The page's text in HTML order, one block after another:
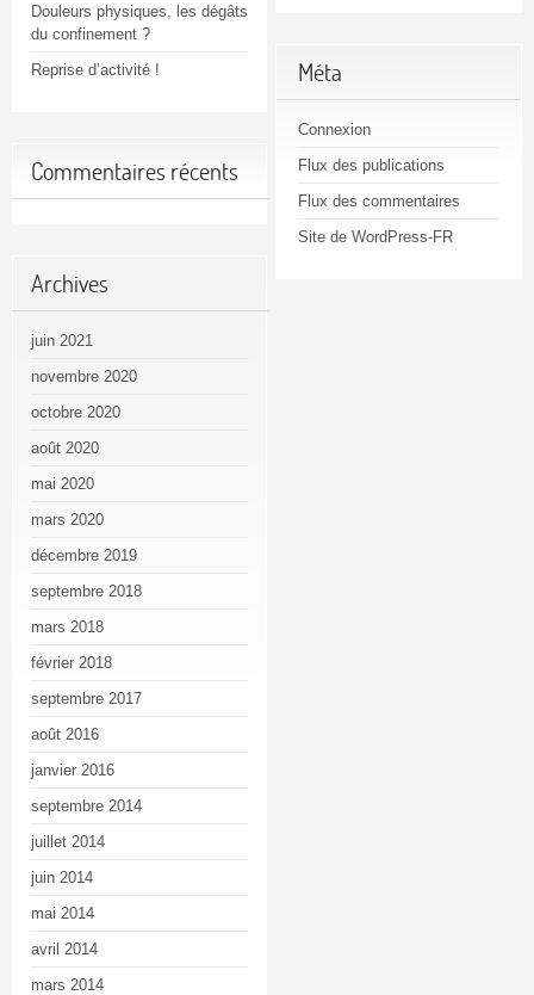
Douleurs physiques, les dégâts
du confinement ?
Reprise d’activité !
Commentaires récents
Archives
juin 2021
novembre 2020
octobre 2020
août 2020
mai 2020
mars 2020
décembre 2019
septembre 2018
mars 2018
février 2018
septembre 2017
août 2016
janvier 2016
septembre 2014
juillet 2014
juin 2014
mai 2014
avril 2014
mars 2014
Méta
Connexion
Flux des publications
Flux des commentaires
Site de WordPress-FR